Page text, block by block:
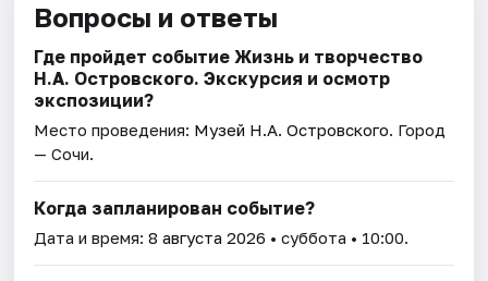
Вопросы и ответы
Где пройдет событие Жизнь и творчество
Н.А. Островского. Экскурсия и осмотр
экспозиции?
Место проведения: Музей Н.А. Островского. Город
— Сочи.
Когда запланирован событие?
Дата и время:8 августа 2026 • суббота • 10:00.